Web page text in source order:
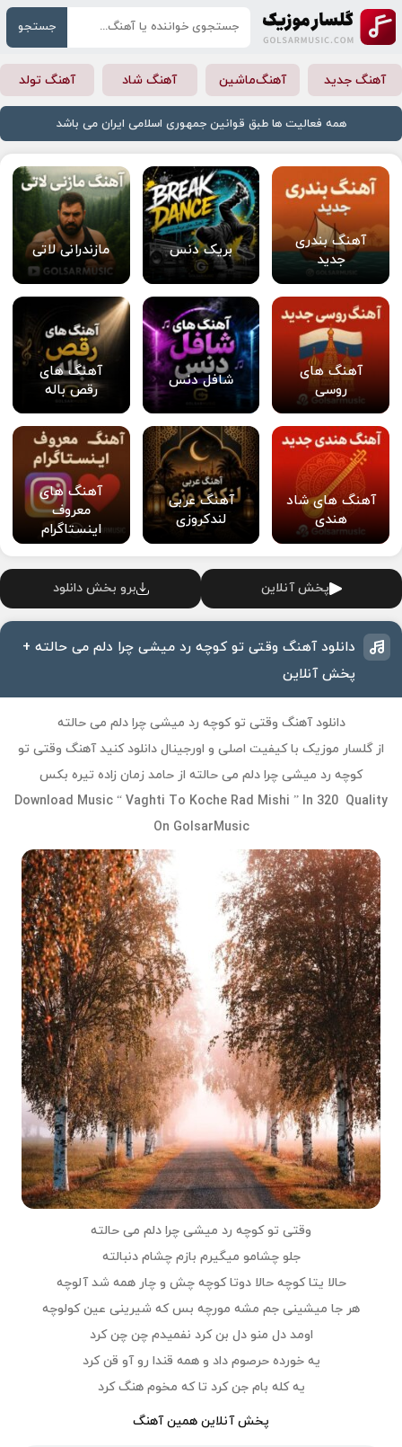
جستجو
آهنگ جدید آهنگ‌ماشین آهنگ شاد آهنگ تولد
همه فعالیت ها طبق قوانین جمهوری اسلامی ایران می باشد
آهنگ بندری
جدید
بریک دنس مازندرانی لاتی
آهنگ های
روسی
شافل دنس
آهنگ های
رقص باله
آهنگ های شاد
هندی
آهنگ عربی
لندکروزی
آهنگ های
معروف
اینستاگرام
پخش آنلاین برو بخش دانلود
دانلود آهنگ وقتی تو کوچه رد میشی چرا دلم می حالته +
پخش آنلاین
دانلود آهنگ وقتی تو کوچه رد میشی چرا دلم می حالته
از گلسار موزیک با کیفیت اصلی و اورجینال دانلود کنید آهنگ وقتی تو
کوچه رد میشی چرا دلم می حالته از حامد زمان زاده تیره بکس
Download Music “ Vaghti To Koche Rad Mishi ” In 320 Quality
On GolsarMusic
وقتی تو کوچه رد میشی چرا دلم می حالته
جلو چشامو میگیرم بازم چشام دنبالته
حالا یتا کوچه حالا دوتا کوچه چش و چار همه شد آلوچه
هر جا میشینی جم مشه مورچه بس که شیرینی عین کولوچه
اومد دل منو دل بن کرد نفمیدم چن چن کرد
یه خورده حرصوم داد و همه قندا رو آو قن کرد
یه کله بام جن کرد تا که مخوم هنگ کرد
پخش آنلاین همین آهنگ